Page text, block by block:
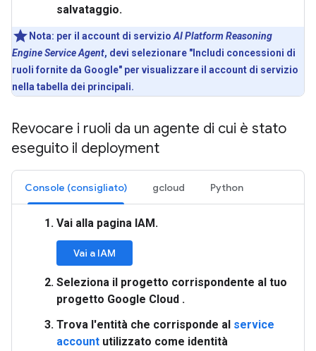
salvataggio.
Nota: per il account di servizio AI Platform Reasoning
Engine Service Agent, devi selezionare "Includi concessioni di
ruoli fornite da Google" per visualizzare il account di servizio
nella tabella dei principali.
Revocare i ruoli da un agente di cui è stato
eseguito il deployment
Console (consigliato) gcloud Python
Vai alla pagina IAM.
Vai a IAM
Seleziona il progetto corrispondente al tuo
progetto Google Cloud .
Trova l'entità che corrisponde al service
account utilizzato come identità